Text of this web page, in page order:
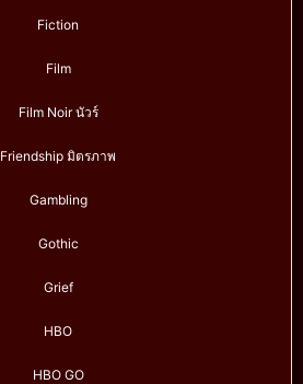
Fiction
Film
Film Noir นัวร์
Friendship มิตรภาพ
Gambling
Gothic
Grief
HBO
HBO GO